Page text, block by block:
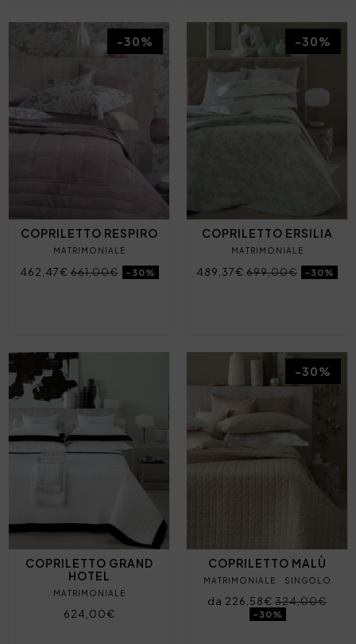
COPRILETTO RESPIRO
MATRIMONIALE
462,47€661,00€ -30%
-30%
COPRILETTO ERSILIA
MATRIMONIALE
489,37€ 699,00€ -30%
-30%
COPRILETTO GRAND
HOTEL
MATRIMONIALE
624,00€
COPRILETTO MALÙ
MATRIMONIALE SINGOLO
da 226,58€ 324,00€
-30%
-30%